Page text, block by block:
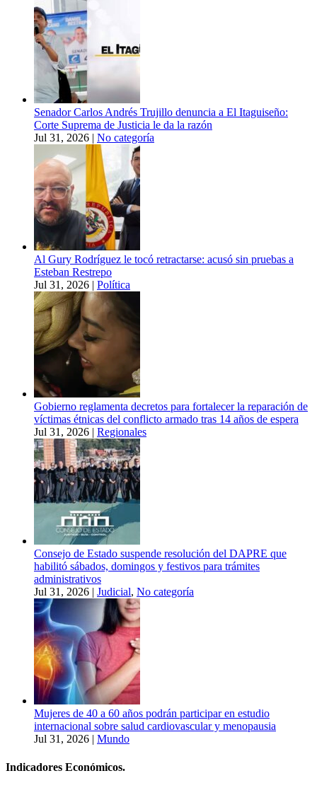
Senador Carlos Andrés Trujillo denuncia a El Itaguiseño:
Corte Suprema de Justicia le da la razón
Jul 31, 2026 | No categoría
Al Gury Rodríguez le tocó retractarse: acusó sin pruebas a
Esteban Restrepo
Jul 31, 2026 | Política
Gobierno reglamenta decretos para fortalecer la reparación de
víctimas étnicas del conflicto armado tras 14 años de espera
Jul 31, 2026 | Regionales
Consejo de Estado suspende resolución del DAPRE que
habilitó sábados, domingos y festivos para trámites
administrativos
Jul 31, 2026 | Judicial, No categoría
Mujeres de 40 a 60 años podrán participar en estudio
internacional sobre salud cardiovascular y menopausia
Jul 31, 2026 | Mundo
Indicadores Económicos.